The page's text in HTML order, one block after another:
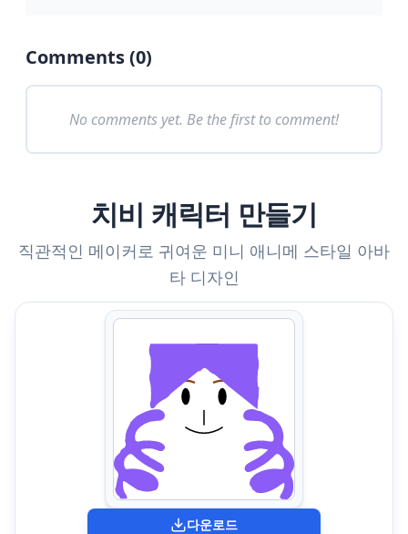
Comments (0)
No comments yet. Be the first to comment!
치비 캐릭터 만들기
직관적인 메이커로 귀여운 미니 애니메 스타일 아바
타 디자인
다운로드